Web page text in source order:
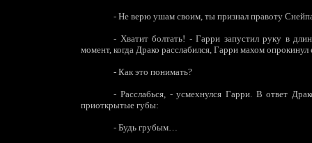
- Не верю ушам своим, ты признал правоту
- Хватит болтать! - Гарри запустил руку в
момент, когда Драко расслабился, Гарри махом
- Как это понимать?
- Расслабься, - усмехнулся Гарри. В ответ
приоткрытые губы:
- Будь грубым…